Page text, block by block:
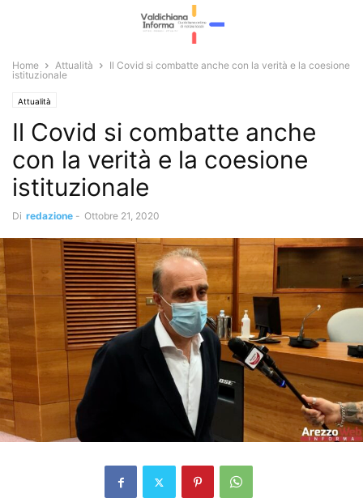
Home Attualità
Il Covid si combatte anche con la verità e la coesione
istituzionale
Attualità
Il Covid si combatte anche
con la verità e la coesione
istituzionale
Di redazione - Ottobre 21, 2020